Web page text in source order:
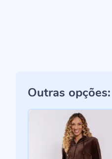
Outras opções: